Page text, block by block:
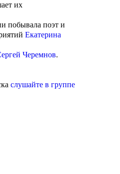
их
побывала поэт и
Екатерина
Черемнов.
слушайте в группе